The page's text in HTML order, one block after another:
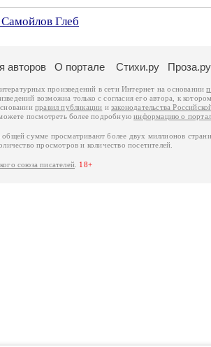
Самойлов Глеб
авторов О портале Стихи.ру Проза.ру
произведений в сети Интернет на основании
возможна только с согласия его автора, к
правил публикации изаконодательства
посмотреть более подробнуюинформацию о
сумме просматривают более двух миллионов
просмотров и количество посетителей.
союза писателей 18+